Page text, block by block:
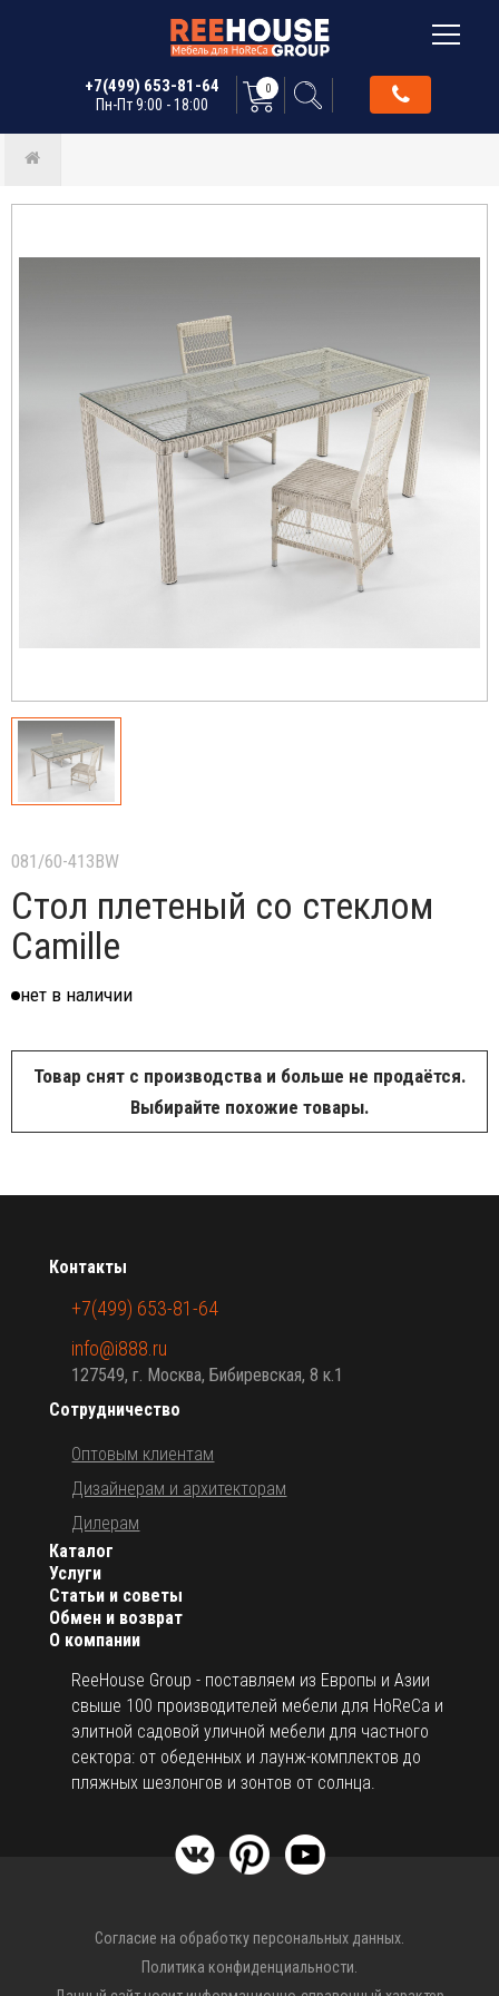
+7(499) 653-81-64
Пн-Пт 9:00 - 18:00
0
081/60-413BW
Стол плетеный со стеклом
Camille
нет в наличии
Товар снят с производства и больше не продаётся.
Выбирайте похожие товары.
О компании
ReeHouse Group - поставляем из Европы и Азии
свыше 100 производителей мебели для HoReCa и
элитной садовой уличной мебели для частного
сектора: от обеденных и лаунж-комплектов до
пляжных шезлонгов и зонтов от солнца.
Каталог
Услуги
Статьи и советы
Обмен и возврат
Сотрудничество
Оптовым клиентам
Дизайнерам и архитекторам
Дилерам
Контакты
+7(499) 653-81-64
info@i888.ru
127549, г. Москва, Бибиревская, 8 к.1
Согласие на обработку персональных данных.
Политика конфиденциальности.